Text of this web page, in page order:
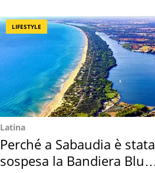
LIFESTYLE
Latina
Perché a Sabaudia è stata
sospesa la Bandiera Blu